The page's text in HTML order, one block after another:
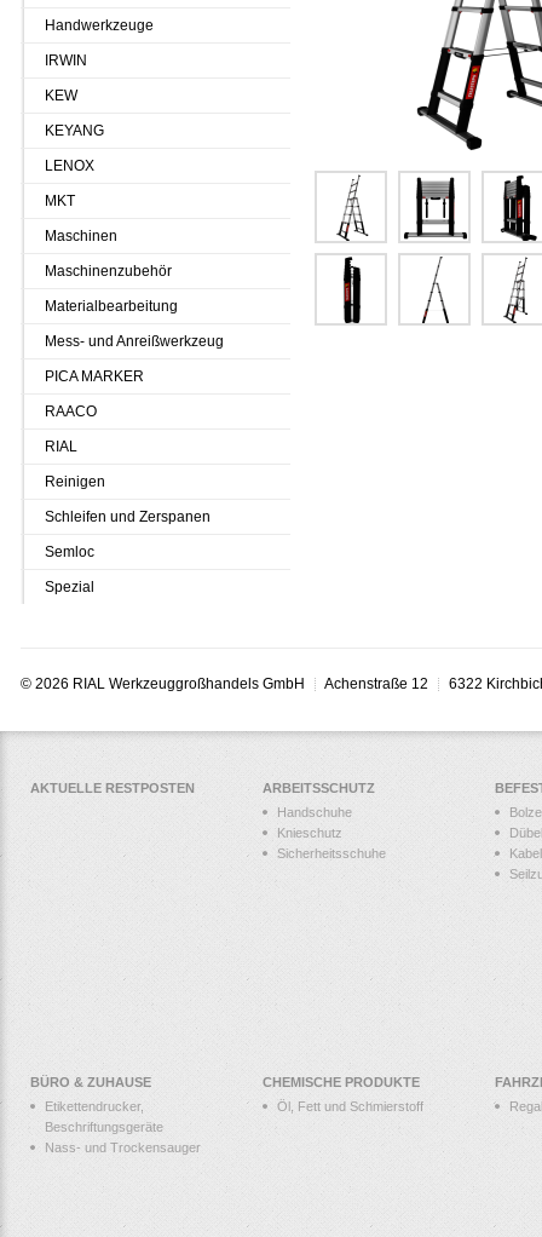
Handwerkzeuge
IRWIN
KEW
KEYANG
LENOX
MKT
Maschinen
Maschinenzubehör
Materialbearbeitung
Mess- und Anreißwerkzeug
PICA MARKER
RAACO
RIAL
Reinigen
Schleifen und Zerspanen
Semloc
Spezial
© 2026 RIAL Werkzeuggroßhandels GmbH Achenstraße 12 6322
AKTUELLE RESTPOSTEN
ARBEITSSCHUTZ
Handschuhe
Knieschutz
Sicherheitsschuhe
Dübel
BÜRO & ZUHAUSE
Etikettendrucker,
Beschriftungsgeräte
Nass- und Trockensauger
CHEMISCHE PRODUKTE
Öl, Fett und Schmierstoff